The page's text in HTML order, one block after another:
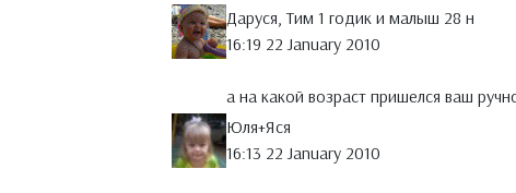
Даруся, Тим 1 годик и малыш 28 н
16:19 22 January 2010
а на какой возраст пришелся ваш
Юля+Яся
16:13 22 January 2010